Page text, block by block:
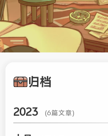
归档
2023 (6篇文章)